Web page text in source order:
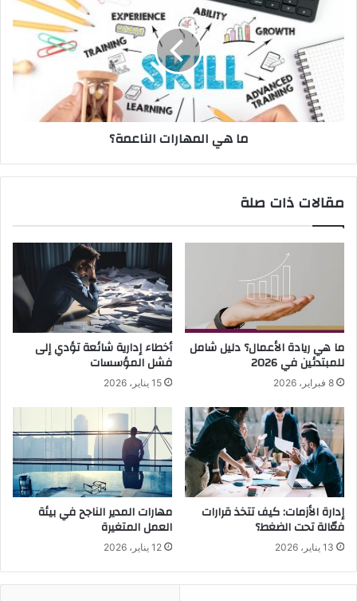
ما هي المهارات الناعمة؟
مقالات ذات صلة
ما هي ريادة الأعمال؟ دليل شامل
للمبتدئين في 2026
8 فبراير، 2026
أخطاء إدارية شائعة تؤدي إلى
فشل المؤسسات
15 يناير، 2026
إدارة الأزمات: كيف تتخذ قرارات
فعّالة تحت الضغط؟
13 يناير، 2026
مهارات المدير الناجح في بيئة
العمل المتغيرة
12 يناير، 2026